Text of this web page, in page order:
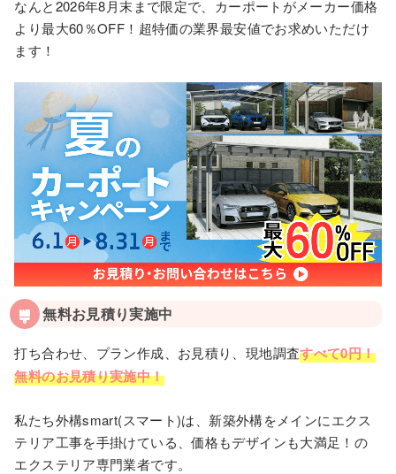
なんと2026年8月末まで限定で、カーポートがメーカー価格
より最大60％OFF！超特価の業界最安値でお求めいただけ
ます！
無料お見積り実施中
打ち合わせ、プラン作成、お見積り、現地調査すべて0円！
無料のお見積り実施中！
私たち外構smart(スマート)は、新築外構をメインにエクス
テリア工事を手掛けている、価格もデザインも大満足！の
エクステリア専門業者です。